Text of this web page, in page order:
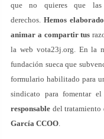
que no quieres que las
derechos. Hemos
animar a compartir tus
la web vota23j.org. En la
fundación sueca que
formulario habilitado para
sindicato para fomentar
responsable del tratamiento
García CCOO.